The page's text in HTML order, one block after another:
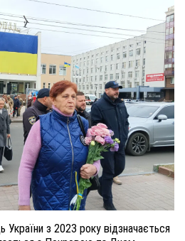
України з 2023 року відзначається